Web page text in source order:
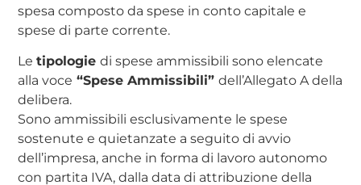
spesa composto da spese in conto capitale e
spese di parte corrente.
Letipologiedi spese ammissibili sono elencate
alla voce “Spese Ammissibili”dell’Allegato A della
delibera.
Sono ammissibili esclusivamente le spese
sostenute e quietanzate a seguito di avvio
dell’impresa, anche in forma di lavoro autonomo
con partita IVA, dalla data di attribuzione della